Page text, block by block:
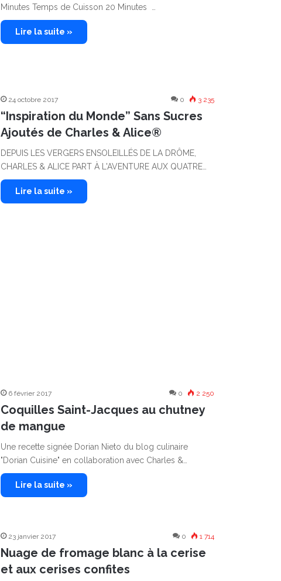
Minutes Temps de Cuisson 20 Minutes …
Lire la suite »
24 octobre 2017 0 3 235
“Inspiration du Monde” Sans Sucres
Ajoutés de Charles & Alice®
DEPUIS LES VERGERS ENSOLEILLÉS DE LA DRÔME,
CHARLES & ALICE PART À L'AVENTURE AUX QUATRE…
Lire la suite »
6 février 2017 0 2 250
Coquilles Saint-Jacques au chutney
de mangue
Une recette signée Dorian Nieto du blog culinaire
"Dorian Cuisine" en collaboration avec Charles &…
Lire la suite »
23 janvier 2017 0 1 714
Nuage de fromage blanc à la cerise
et aux cerises confites